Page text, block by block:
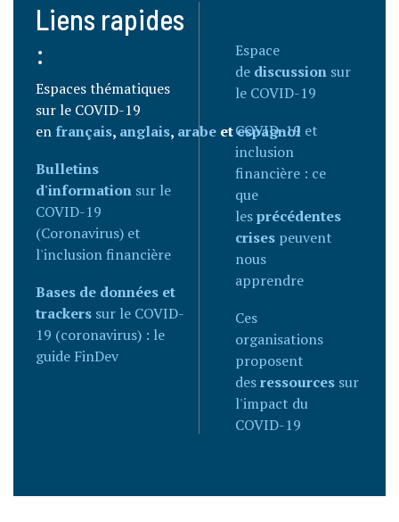
Liens rapides
:
Espaces thématiques
sur le COVID-19
en français, anglais, arabe etespagnol
Bulletins
d'information sur le
COVID-19
(Coronavirus) et
l'inclusion financière
Bases de données et
trackers sur le COVID-
19 (coronavirus) : le
guide FinDev
Espace
de discussion sur
le COVID-19
COVID-19 et
inclusion
financière : ce
que
lesprécédentes
crises peuvent
nous
apprendre
Ces
organisations
proposent
desressources sur
l'impact du
COVID-19